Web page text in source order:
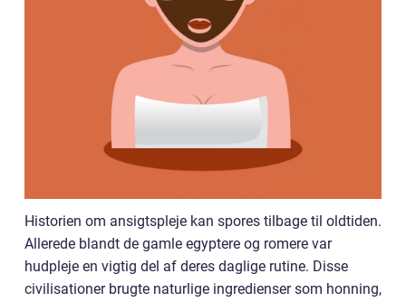
Historien om ansigtspleje kan spores tilbage til oldtiden.
Allerede blandt de gamle egyptere og romere var
hudpleje en vigtig del af deres daglige rutine. Disse
civilisationer brugte naturlige ingredienser som honning,